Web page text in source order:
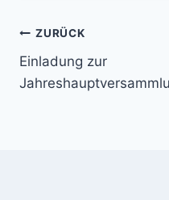
ZURÜCK
Einladung zur